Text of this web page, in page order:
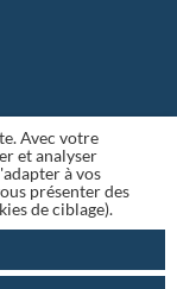
Avec votre
et analyser
à vos
présenter des
de ciblage).